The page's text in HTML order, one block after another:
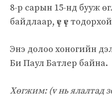
8-р сарын 15-нд бууж
байдлаар, үе үе
Энэ долоо хоногийн
Би Паул Батлер байна.
Хөгжим: (v нь ялалтад